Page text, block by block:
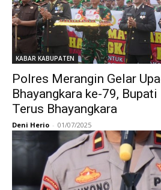
KABAR KABUPATEN
Polres Merangin Gelar
Bhayangkara ke-79,
Terus Bhayangkara
Deni Herio - 01/07/2025